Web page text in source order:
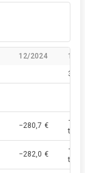
12/2024 12/
3,8
−280,7 €
t. €
−282,0 €
t. €